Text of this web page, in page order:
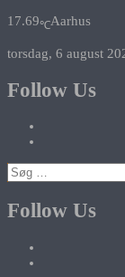
17.69℃Aarhus
torsdag, 6 august
Follow Us
Søg
efter:
Follow Us